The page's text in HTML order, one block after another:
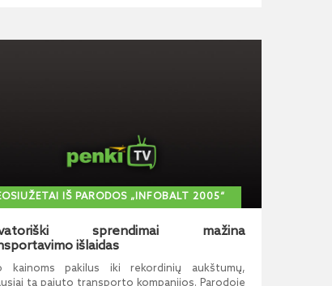
IŠ PARODOS „INFOBALT 2005“
sprendimai mažina
išlaidas
kainoms pakilus iki rekordinių aukštumų,
tą pajuto transporto kompanijos. Parodoje